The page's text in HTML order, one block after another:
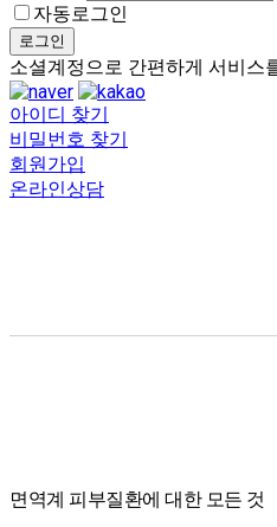
자동로그인
로그인
소셜계정으로 간편하게 서비스
아이디 찾기
비밀번호 찾기
회원가입
온라인상담
면역계 피부질환에 대한 모든 것